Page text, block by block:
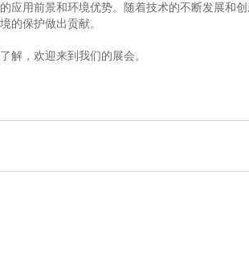
前景和环境优势。随着技术的不断发展和创
的保护做出贡献。
解，欢迎来到我们的展会。